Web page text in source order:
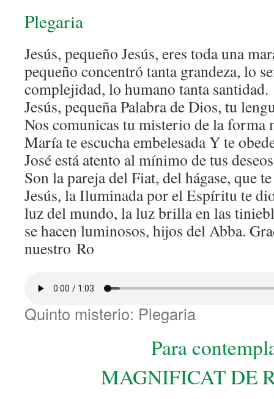
Plegaria
Jesús, pequeño Jesús, eres toda una
pequeño concentró tanta grandeza, lo
complejidad, lo humano tanta santidad.
Jesús, pequeña Palabra de Dios, tu
Nos comunicas tu misterio de la forma
María te escucha embelesada Y te
José está atento al mínimo de tus
Son la pareja del Fiat, del hágase, que
Jesús, la Iluminada por el Espíritu te
luz del mundo, la luz brilla en las
se hacen luminosos, hijos del Abba.
nuestro Ro
Quinto misterio: Plegaria
Para
MAGNIFICAT DE